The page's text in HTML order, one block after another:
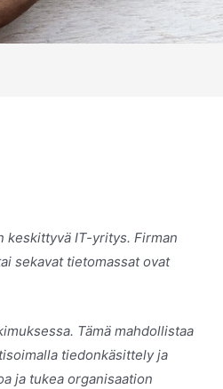
keskittyvä IT-yritys. Firman
sekavat tietomassat ovat
Tämä mahdollistaa
tiedonkäsittely ja
ja tukea organisaation